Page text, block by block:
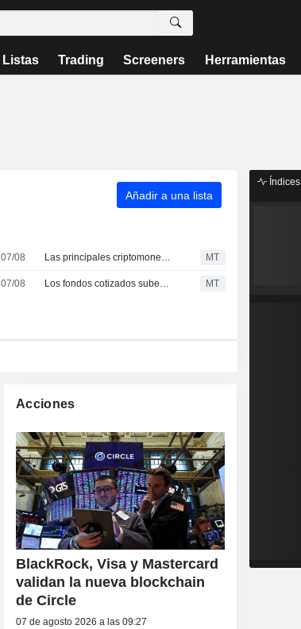
Listas Trading Screeners Herramientas
Añadir a una lista
07/08 Las principales criptomonedas suben; el Bitcoin se mantiene por encima de los 64.000 USD MT
07/08 Los fondos cotizados suben impulsados por el avance de la renta variable estadounidense a media sesión MT
Acciones
BlackRock, Visa y Mastercard
validan la nueva blockchain
de Circle
07 de agosto 2026 a las 09:27
Índices